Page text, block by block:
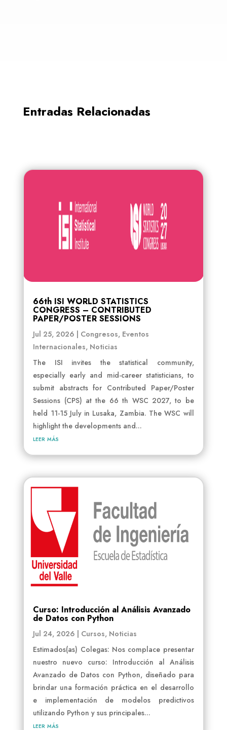
Entradas Relacionadas
66th ISI WORLD STATISTICS
CONGRESS – CONTRIBUTED
PAPER/POSTER SESSIONS
Jul 25, 2026 Congresos, Eventos
Internacionales, Noticias
The ISI invites the statistical community,
especially early and mid-career statisticians, to
submit abstracts for Contributed Paper/Poster
Sessions (CPS) at the 66 th WSC 2027, to be
held 11-15 July in Lusaka, Zambia. The WSC will
highlight the developments and...
leer más
Curso: Introducción al Análisis Avanzado
de Datos con Python
Jul 24, 2026 Cursos, Noticias
Estimados(as) Colegas: Nos complace presentar
nuestro nuevo curso: Introducción al Análisis
Avanzado de Datos con Python, diseñado para
brindar una formación práctica en el desarrollo
e implementación de modelos predictivos
utilizando Python y sus principales...
leer más